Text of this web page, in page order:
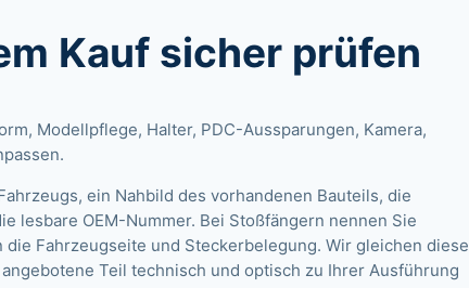
Kauf sicher prüfen
Modellpflege, Halter, PDC-Aussparungen, Kamera,
ein Nahbild des vorhandenen Bauteils, die
lesbare OEM-Nummer. Bei Stoßfängern nennen Sie
Fahrzeugseite und Steckerbelegung. Wir gleichen diese
Teil technisch und optisch zu Ihrer Ausführung